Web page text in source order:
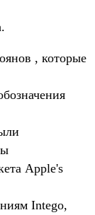
, которые
Apple's
Intego,